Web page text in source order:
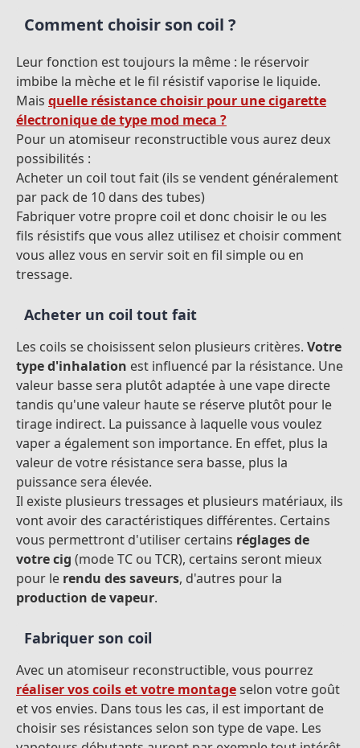
Comment choisir son coil ?
Leur fonction est toujours la même : le réservoir
imbibe la mèche et le fil résistif vaporise le liquide.
Mais quelle résistance choisir pour une cigarette
électronique de type mod meca ?
Pour un atomiseur reconstructible vous aurez deux
possibilités :
Acheter un coil tout fait (ils se vendent généralement
par pack de 10 dans des tubes)
Fabriquer votre propre coil et donc choisir le ou les
fils résistifs que vous allez utilisez et choisir comment
vous allez vous en servir soit en fil simple ou en
tressage.
Acheter un coil tout fait
Les coils se choisissent selon plusieurs critères. Votre
type d'inhalation est influencé par la résistance. Une
valeur basse sera plutôt adaptée à une vape directe
tandis qu'une valeur haute se réserve plutôt pour le
tirage indirect. La puissance à laquelle vous voulez
vaper a également son importance. En effet, plus la
valeur de votre résistance sera basse, plus la
puissance sera élevée.
Il existe plusieurs tressages et plusieurs matériaux, ils
vont avoir des caractéristiques différentes. Certains
vous permettront d'utiliser certains réglages de
votre cig (mode TC ou TCR), certains seront mieux
pour le rendu des saveurs, d'autres pour la
production de vapeur.
Fabriquer son coil
Avec un atomiseur reconstructible, vous pourrez
réaliser vos coils et votre montageselon votre goût
et vos envies. Dans tous les cas, il est important de
choisir ses résistances selon son type de vape. Les